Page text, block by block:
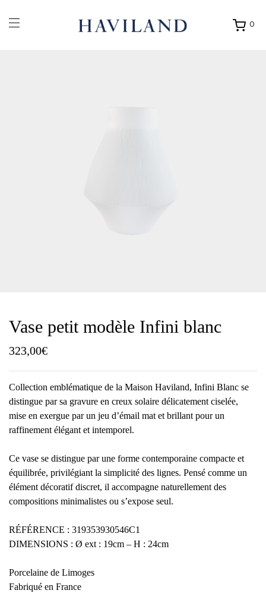
0
Ouvrir
Vase petit modèle Infini blanc
323,00€
Collection emblématique de la Maison Haviland, Infini Blanc se
distingue par sa gravure en creux solaire délicatement ciselée,
mise en exergue par un jeu d’émail mat et brillant pour un
raffinement élégant et intemporel.
Ce vase se distingue par une forme contemporaine compacte et
équilibrée, privilégiant la simplicité des lignes. Pensé comme un
élément décoratif discret, il accompagne naturellement des
compositions minimalistes ou s’expose seul.
RÉFÉRENCE : 319353930546C1
DIMENSIONS : Ø ext : 19cm – H : 24cm
Porcelaine de Limoges
Fabriqué en France